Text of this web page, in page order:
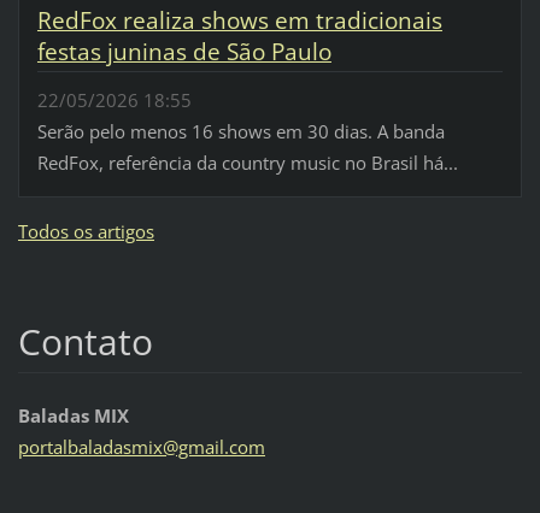
RedFox realiza shows em tradicionais
festas juninas de São Paulo
22/05/2026 18:55
Serão pelo menos 16 shows em 30 dias. A banda
RedFox, referência da country music no Brasil há...
Todos os artigos
Contato
Baladas MIX
portalbaladasmix@gmail.com